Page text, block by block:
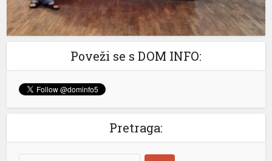
Poveži se s DOM INFO:
Pretraga: